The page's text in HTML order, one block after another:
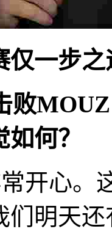
仅一步之
败
何？
开心。
们明天